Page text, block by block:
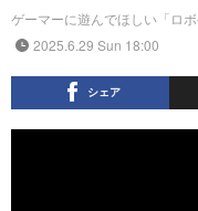
ゲーマーに遊んでほしい「ロ
2025.6.29 Sun 18:00
シェア